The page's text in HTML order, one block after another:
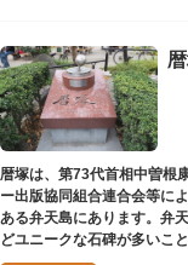
暦塚は、第73代首相中曽根
ー出版協同組合連合会等に
ある弁天島にあります。弁
どユニークな石碑が多いこ